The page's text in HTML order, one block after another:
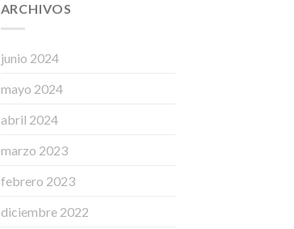
ARCHIVOS
junio 2024
mayo 2024
abril 2024
marzo 2023
febrero 2023
diciembre 2022